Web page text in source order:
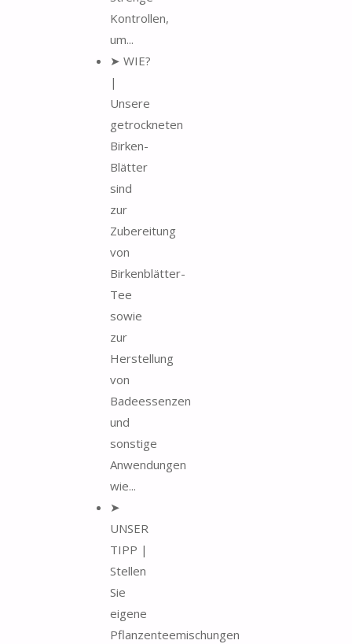
Kontrollen,
um...
➤ WIE?
|
Unsere
getrockneten
Birken-
Blätter
sind
zur
Zubereitung
von
Birkenblätter-
Tee
sowie
zur
Herstellung
von
Badeessenzen
und
sonstige
Anwendungen
wie...
➤
UNSER
TIPP |
Stellen
Sie
eigene
Pflanzenteemischungen